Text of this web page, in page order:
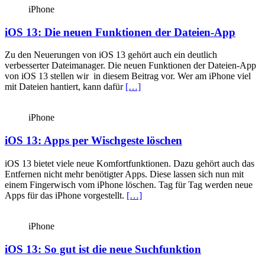
iPhone
iOS 13: Die neuen Funktionen der Dateien-App
Zu den Neuerungen von iOS 13 gehört auch ein deutlich
verbesserter Dateimanager. Die neuen Funktionen der Dateien-App
von iOS 13 stellen wir in diesem Beitrag vor. Wer am iPhone viel
mit Dateien hantiert, kann dafür […]
iPhone
iOS 13: Apps per Wischgeste löschen
iOS 13 bietet viele neue Komfortfunktionen. Dazu gehört auch das
Entfernen nicht mehr benötigter Apps. Diese lassen sich nun mit
einem Fingerwisch vom iPhone löschen. Tag für Tag werden neue
Apps für das iPhone vorgestellt. […]
iPhone
iOS 13: So gut ist die neue Suchfunktion